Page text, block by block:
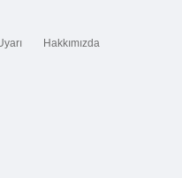
Hakkımızda